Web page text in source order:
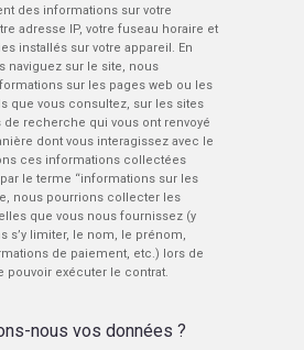
des informations sur votre
adresse IP, votre fuseau horaire et
installés sur votre appareil. En
naviguez sur le site, nous
sur les pages web ou les
que vous consultez, sur les sites
recherche qui vous ont renvoyé
dont vous interagissez avec le
ces informations collectées
le terme “informations sur les
nous pourrions collecter les
que vous nous fournissez (y
s’y limiter, le nom, le prénom,
de paiement, etc.) lors de
pouvoir exécuter le contrat.
nous vos données ?